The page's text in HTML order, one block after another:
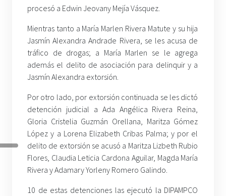
procesó a Edwin Jeovany Mejía Vásquez.
Mientras tanto a María Marlen Rivera Matute y su hija
Jasmín Alexandra Andrade Rivera, se les acusa de
tráfico de drogas; a María Marlen se le agrega
además el delito de asociación para delinquir y a
Jasmín Alexandra extorsión.
Por otro lado, por extorsión continuada se les dictó
detención judicial a Ada Angélica Rivera Reina,
Gloria Cristelia Guzmán Orellana, Maritza Gómez
López y a Lorena Elizabeth Cribas Palma; y por el
delito de extorsión se acusó a Maritza Lizbeth Rubio
Flores, Claudia Leticia Cardona Aguilar, Magda María
Rivera y Adamary Yorleny Romero Galindo.
10 de estas detenciones las ejecutó la DIPAMPCO